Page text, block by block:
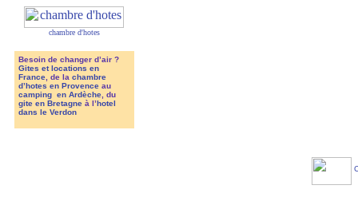
chambre d'hotes
Besoin de changer d’air ?
Gites et locations en
France, de la chambre
d’hotes en Provenceau
camping en Ardèche, du
gite en Bretagneà l’hotel
dans le Verdon